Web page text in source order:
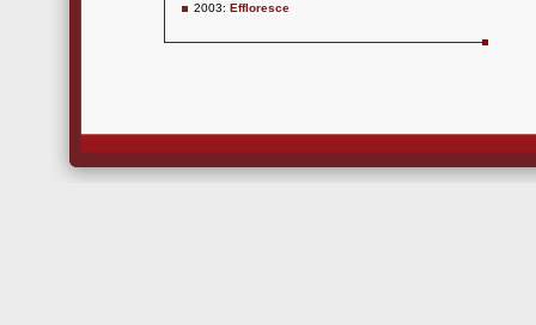
2003: Effloresce